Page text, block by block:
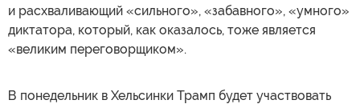
и расхваливающий «сильного», «забавного», «умного»
диктатора, который, как оказалось, тоже является
«великим переговорщиком».
В понедельник в Хельсинки Трамп будет участвовать